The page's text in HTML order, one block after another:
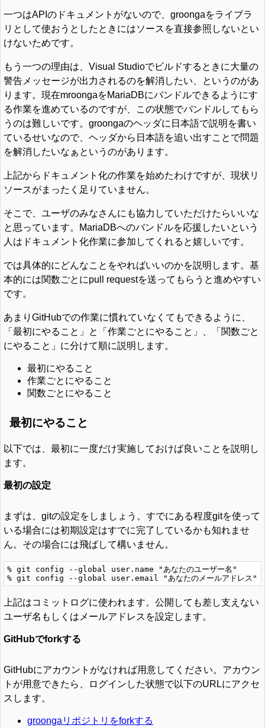
一つはAPIのドキュメントがないので、groongaをライブラ
リとして使おうとしたときにはソースを直接参照しないとい
けないためです。
もう一つの理由は、Visual Studioでビルドするときに大量の
警告メッセージが出力されるのを解消したい、というのがあ
ります。現在mroongaをMariaDBにバンドルできるようにす
る作業を進めているのですが、この状態でバンドルしてもら
うのは難しいです。groongaのヘッダに日本語で説明を書い
ているせいなので、ヘッダから日本語を追い出すことで問題
を解消したいなぁというのがあります。
上記からドキュメント化の作業を始めたわけですが、現状リ
ソースがまったく足りていません。
そこで、ユーザのみなさんにも協力していただけたらいいな
と思っています。MariaDBへのバンドルを応援したいという
人はドキュメント化作業に参加してくれると嬉しいです。
では具体的にどんなことをやればいいのかを説明します。基
本的には関数ごとにpull requestを送ってもらうと進めやすい
です。
あまりGitHubでの作業に慣れていなくてもできるように、
「最初にやること」と「作業ごとにやること」、「関数ごと
にやること」に分けて順に説明します。
最初にやること
作業ごとにやること
関数ごとにやること
最初にやること
以下では、最初に一度だけ実施しておけば良いことを説明し
ます。
最初の設定
まずは、gitの設定をしましょう。すでにある程度gitを使って
いる場合には初期設定はすでに完了しているかも知れませ
ん。その場合には飛ばして構いません。
% git config --global user.name "あなたのユーザー名"
上記はコミットログに使われます。公開しても差し支えない
ユーザ名もしくはメールアドレスを設定します。
GitHubでforkする
GitHubにアカウントがなければ用意してください。アカウン
トが用意できたら、ログインした状態で以下のURLにアクセ
スします。
groongaリポジトリをforkする